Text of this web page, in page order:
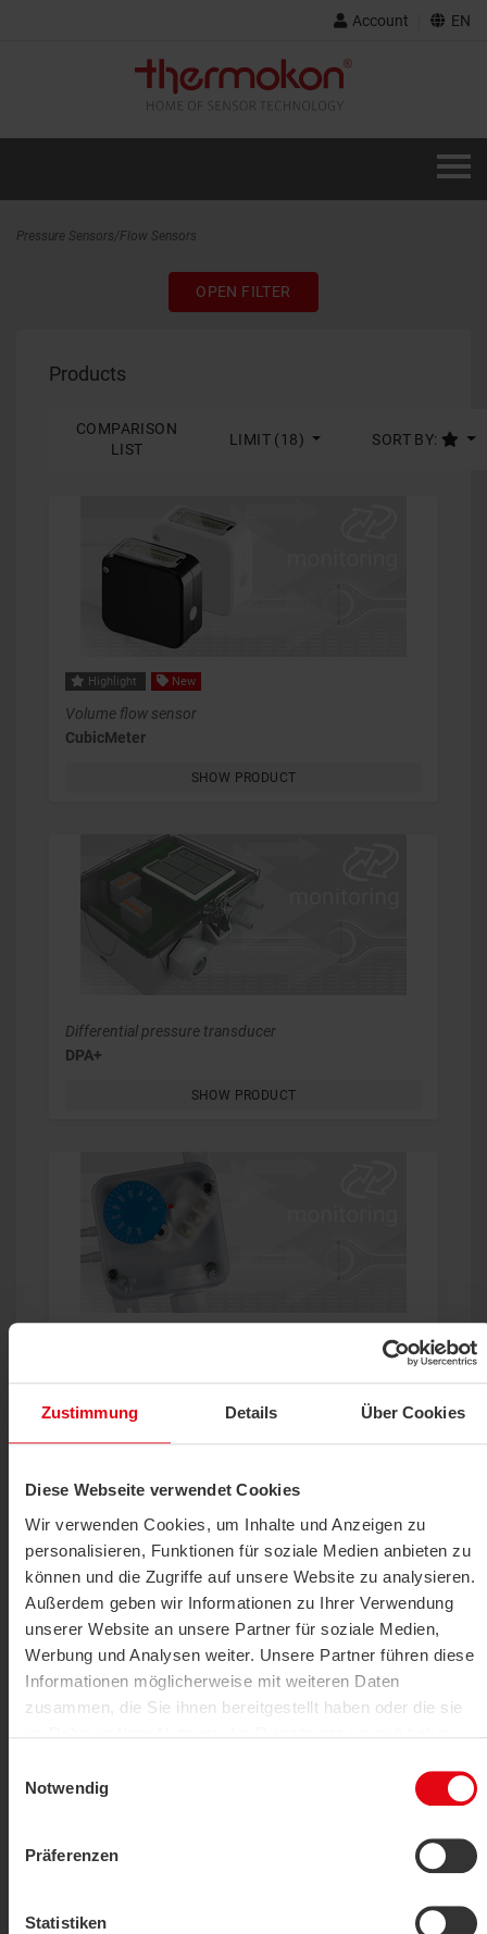
Zustimmung Details Über Cookies
Diese Webseite verwendet Cookies
Wir verwenden Cookies, um Inhalte und Anzeigen zu
personalisieren, Funktionen für soziale Medien anbieten zu
können und die Zugriffe auf unsere Website zu analysieren.
Außerdem geben wir Informationen zu Ihrer Verwendung
unserer Website an unsere Partner für soziale Medien,
Werbung und Analysen weiter. Unsere Partner führen diese
Informationen möglicherweise mit weiteren Daten
zusammen, die Sie ihnen bereitgestellt haben oder die sie
Datenschutzerklärung
Notwendig
Präferenzen
Statistiken
Account EN
Pressure Sensors/Flow Sensors
OPEN FILTER
Products
COMPARISON
LIST
LIMIT (18) SORT BY:
Highlight New
Volume flow sensor
CubicMeter
SHOW PRODUCT
Differential pressure transducer
DPA+
SHOW PRODUCT
SHOW PRODUCT
Differential pressure gauge
DPG